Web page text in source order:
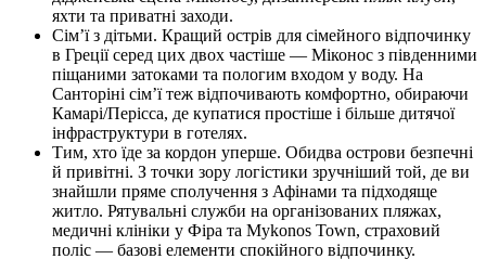
яхти та приватні заходи.
Сім’ї з дітьми. Кращий острів для сімейного відпочинку
в Греції серед цих двох частіше — Міконос з південними
піщаними затоками та пологим входом у воду. На
Санторіні сім’ї теж відпочивають комфортно, обираючи
Камарі/Перісса, де купатися простіше і більше дитячої
інфраструктури в готелях.
Тим, хто їде за кордон уперше. Обидва острови безпечні
й привітні. З точки зору логістики зручніший той, де ви
знайшли пряме сполучення з Афінами та підходяще
житло. Рятувальні служби на організованих пляжах,
медичні клініки у Фіра та Mykonos Town, страховий
поліс — базові елементи спокійного відпочинку.